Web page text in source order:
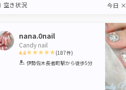
空き状況 今日 ×
nana.0nail
Candy nail
4.6
1 2 3 4 5
(187件)
伊勢佐木長者町駅から徒歩5分